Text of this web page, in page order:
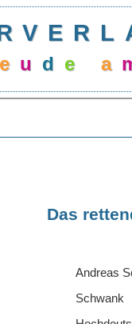
e u d e a
Das
Andreas
Schwank